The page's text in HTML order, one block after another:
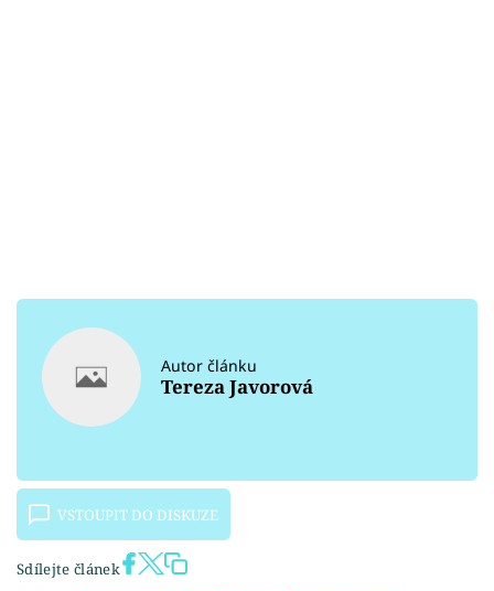
Autor článku
Tereza Javorová
VSTOUPIT DO DISKUZE
Sdílejte článek